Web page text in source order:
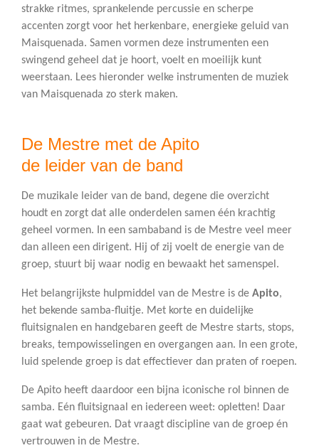
strakke ritmes, sprankelende percussie en scherpe
accenten zorgt voor het herkenbare, energieke geluid van
Maisquenada. Samen vormen deze instrumenten een
swingend geheel dat je hoort, voelt en moeilijk kunt
weerstaan. Lees hieronder welke instrumenten de muziek
van Maisquenada zo sterk maken.
De Mestre met de Apito
de leider van de band
De muzikale leider van de band, degene die overzicht
houdt en zorgt dat alle onderdelen samen één krachtig
geheel vormen. In een sambaband is de Mestre veel meer
dan alleen een dirigent. Hij of zij voelt de energie van de
groep, stuurt bij waar nodig en bewaakt het samenspel.
Het belangrijkste hulpmiddel van de Mestre is de Apito,
het bekende samba-fluitje. Met korte en duidelijke
fluitsignalen en handgebaren geeft de Mestre starts, stops,
breaks, tempowisselingen en overgangen aan. In een grote,
luid spelende groep is dat effectiever dan praten of roepen.
De Apito heeft daardoor een bijna iconische rol binnen de
samba. Eén fluitsignaal en iedereen weet: opletten! Daar
gaat wat gebeuren. Dat vraagt discipline van de groep én
vertrouwen in de Mestre.